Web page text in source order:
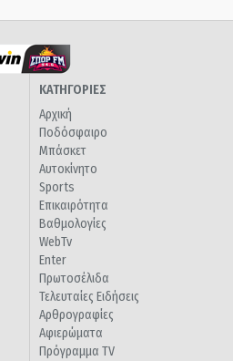
ΚΑΤΗΓΟΡΙΕΣ
Αρχική
Ποδόσφαιρο
Μπάσκετ
Αυτοκίνητο
Sports
Επικαιρότητα
Βαθμολογίες
WebTv
Enter
Πρωτοσέλιδα
Τελευταίες Ειδήσεις
Αρθρογραφίες
Αφιερώματα
Πρόγραμμα TV